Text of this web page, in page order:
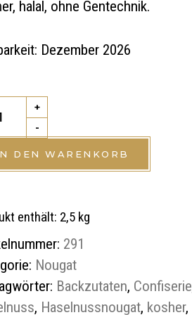
halal, ohne Gentechnik.
Dezember 2026
-
+
DEN WARENKORB
enthält: 2,5 kg
291
Nougat
Backzutaten, Confiserie
, Haselnussnougat, kosher,